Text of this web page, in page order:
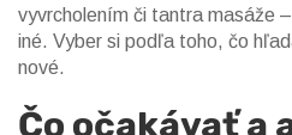
vyvrcholením či tantra masáže
iné. Vyber si podľa toho, čo
nové.
Čo očakávať a